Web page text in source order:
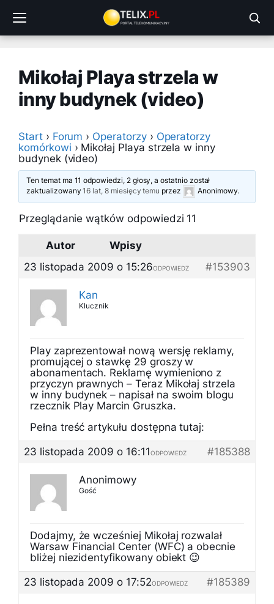
treści
Mikołaj Playa strzela w
inny budynek (video)
Start › Forum › Operatorzy › Operatorzy
komórkowi › Mikołaj Playa strzela w inny
budynek (video)
Ten temat ma 11 odpowiedzi, 2 głosy, a ostatnio został
zaktualizowany16 lat, 8 miesięcy temu przez Anonimowy.
Przeglądanie wątków odpowiedzi 11
Autor
Wpisy
23 listopada 2009 o 15:26
#153903
ODPOWIEDZ
Kan
Klucznik
Play zaprezentował nową wersję reklamy,
promującej o stawkę 29 groszy w
abonamentach. Reklamę wymieniono z
przyczyn prawnych – Teraz Mikołaj strzela
w inny budynek – napisał na swoim blogu
rzecznik Play Marcin Gruszka.
Pełna treść artykułu dostępna tutaj:
23 listopada 2009 o 16:11
#185388
ODPOWIEDZ
Anonimowy
Gość
Dodajmy, że wcześniej Mikołaj rozwalał
Warsaw Financial Center (WFC) a obecnie
bliżej niezidentyfikowany obiekt 😉
23 listopada 2009 o 17:52
#185389
ODPOWIEDZ